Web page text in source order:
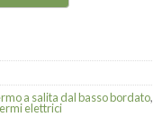
a salita dal basso bordato,
elettrici